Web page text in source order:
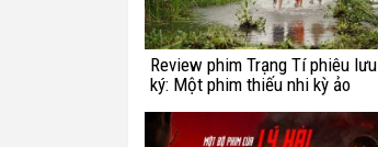
Review phim Trạng Tí phiêu lưu
ký: Một phim thiếu nhi kỳ ảo